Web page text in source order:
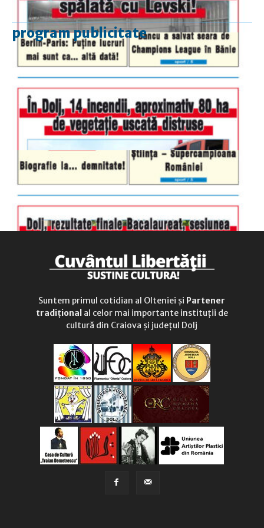
program publicitate
luni-vineri
9.00 - 17.00
duminică
9.00 - 12.00
Suntem primul cotidian al Olteniei și Partener
tradițional al celor mai importante instituții de
cultură din Craiova și județul Dolj